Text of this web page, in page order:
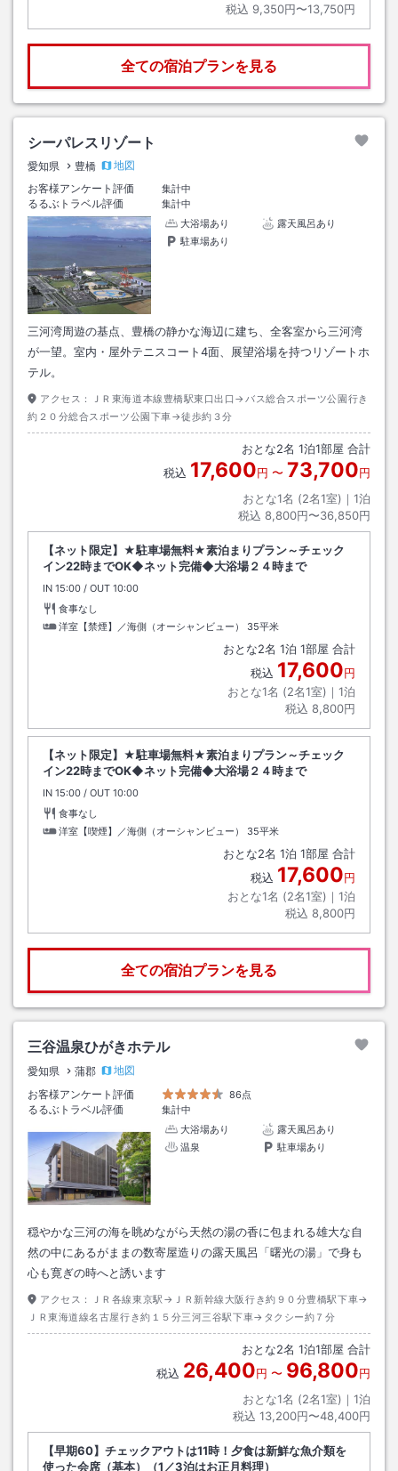
税込 9,350円〜13,750円
全ての宿泊プランを見る
シーパレスリゾート
愛知県 豊橋
地図
お客様アンケート評価
集計中
るるぶトラベル評価
集計中
大浴場あり
露天風呂あり
駐車場あり
三河湾周遊の基点、豊橋の静かな海辺に建ち、全客室から三河湾
が一望。室内・屋外テニスコート4面、展望浴場を持つリゾートホ
テル。
アクセス：
ＪＲ東海道本線豊橋駅東口出口→バス総合スポーツ公園行き
約２０分総合スポーツ公園下車→徒歩約３分
おとな2名 1泊1部屋 合計
税込 17,600円 〜 73,700円
おとな1名 (2名1室)｜ 1泊
税込 8,800円〜36,850円
【ネット限定】★駐車場無料★素泊まりプラン～チェック
イン22時までOK◆ネット完備◆大浴場２４時まで
IN チェックイン
15:00 / OUT チェックアウト
10:00
食事なし
洋室【禁煙】／海側（オーシャンビュー）
35平米
おとな2名 1泊 1部屋 合計
税込 17,600円
おとな1名 (2名1室)｜ 1泊
税込 8,800円
【ネット限定】★駐車場無料★素泊まりプラン～チェック
イン22時までOK◆ネット完備◆大浴場２４時まで
IN チェックイン
15:00 / OUT チェックアウト
10:00
食事なし
洋室【喫煙】／海側（オーシャンビュー）
35平米
おとな2名 1泊 1部屋 合計
税込 17,600円
おとな1名 (2名1室)｜ 1泊
税込 8,800円
全ての宿泊プランを見る
三谷温泉ひがきホテル
愛知県 蒲郡
地図
お客様アンケート評価
86点
るるぶトラベル評価
集計中
大浴場あり
露天風呂あり
温泉
駐車場あり
穏やかな三河の海を眺めながら天然の湯の香に包まれる雄大な自
然の中にあるがままの数寄屋造りの露天風呂「曙光の湯」で身も
心も寛ぎの時へと誘います
アクセス：
ＪＲ各線東京駅→ＪＲ新幹線大阪行き約９０分豊橋駅下車→
ＪＲ東海道線名古屋行き約１５分三河三谷駅下車→タクシー約７分
おとな2名 1泊1部屋 合計
税込 26,400円 〜 96,800円
おとな1名 (2名1室)｜ 1泊
税込 13,200円〜48,400円
【早期60】チェックアウトは11時！夕食は新鮮な魚介類を
使った会席（基本）（1／3泊はお正月料理）